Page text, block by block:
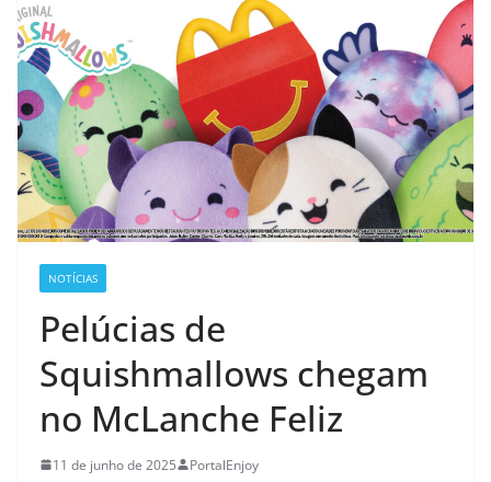
NOTÍCIAS
Pelúcias de
Squishmallows chegam
no McLanche Feliz
11 de junho de 2025 PortalEnjoy